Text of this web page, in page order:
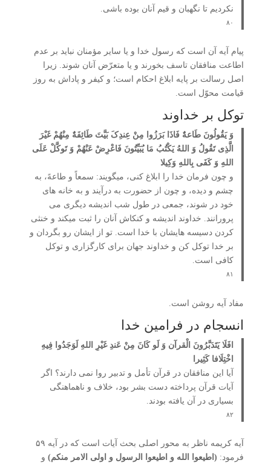
نکردیم تا نگهبان و قیم آنان بوده باشی.
۸۰
پیام آیه آن است که رسول خدا و یا سایر مؤمنان نباید بر عدم
اطاعت منافقان تاسف بخورند و یا متعرّض آنان شوند. زیرا
اصل رسالت بر پایه ابلاغ احکام است؛ و کیفر و پاداش به روز
قیامت محوّل است.
توکل بر خداوند
وَ یَقُولُونَ طَاعۀٌ فَاذَا بَرَزُوا مِنْ عِندِکَ بَیَّتَ طَائِفَۀٌ مِنْهُمْ غَیْرَ
الَّذِی تَقُولُ وَ اللهُ یَکْتُبُ مَا یُبَیِّتُونَ فَاعْرِضْ عَنْهُمْ وَ تَوکَّلْ عَلَی
اللهِ وَ کَفَی بِاللهِ وَکِیلا
و چون فرمان خدا را ابلاغ کنی، می­گویند: سمعاً و طاعهً، به
چشم و دیده، و چون از حضورت به درآیند و به خانه­ های
خود در شوند، جمعی در طول شب اندیشه دیگری می
پرورانند. خداوند اندیشه و کنکاش آنان را ثبت می­کند و خنثی
کردن دسیسه ­هایشان با خدا است. تو از ایشان رو بگردان و
بر خدا توکل کن و خداوند جهان برای کارگزاری و توکل
کافی است.
۸۱
مفاد آیه روشن است.
انسجام در فرامین خدا
افَلَا یَتَدَبَّرُونَ الْقرآن وَ لَو کَانَ مِنْ عَندِ غَیْرِ اللهِ لَوَجَدُوا فِیهِ
اخْتِلَافا کَثِیرا
آیا این منافقان در قرآن تأمل و تدبیر روا نمی ­دارند؟ اگر
آیات قرآن پرداخته دست بشر بود، خلاف و ناهماهنگی
بسیاری در آن یافته بودند.
۸۲
آیه کریمه ناظر به محور اصلی بحث آیات است که در آیه ۵۹
فرمود: (اطیعوا الله و اطیعوا الرسول و اولی الامر منکم)و